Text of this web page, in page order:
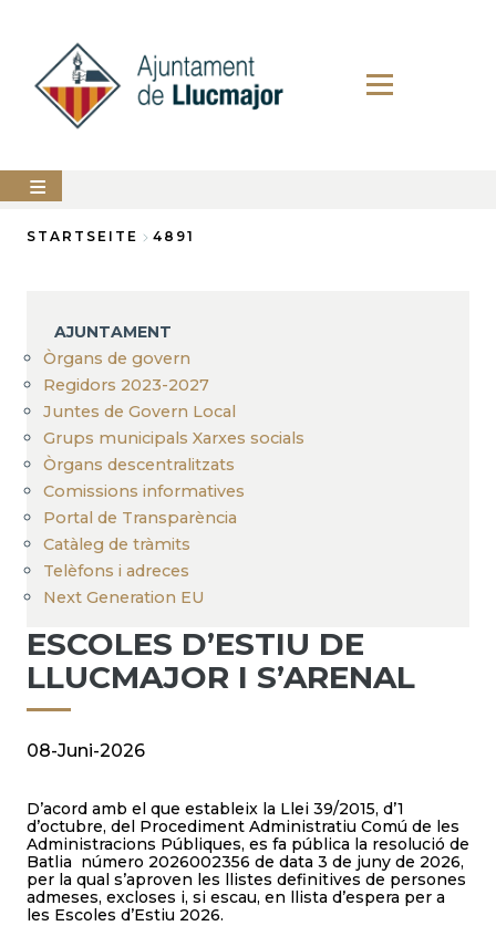
AJUNTAMENT
SERVEIS
MUNICIPALS
PERFIL
DEL
CONTRACTANT
ANUNCIS
STARTSEITE 4891
AJUNTAMENT
Òrgans de govern
Regidors 2023-2027
Juntes de Govern Local
Grups municipals Xarxes socials
Òrgans descentralitzats
Comissions informatives
Portal de Transparència
Catàleg de tràmits
Telèfons i adreces
Next Generation EU
ESCOLES D’ESTIU DE
LLUCMAJOR I S’ARENAL
08-Juni-2026
D’acord amb el que estableix la Llei 39/2015, d’1
d’octubre, del Procediment Administratiu Comú de les
Administracions Públiques, es fa pública la resolució de
Batlia número 2026002356 de data 3 de juny de 2026,
per la qual s’aproven les llistes definitives de persones
admeses, excloses i, si escau, en llista d’espera per a
les Escoles d’Estiu 2026.